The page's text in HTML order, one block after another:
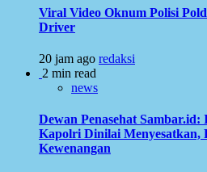
Viral Video Oknum Polisi
Driver
20 jam ago redaksi
2 min read
news
Dewan Penasehat Sambar.id:
Kapolri Dinilai Menyesatkan,
Kewenangan